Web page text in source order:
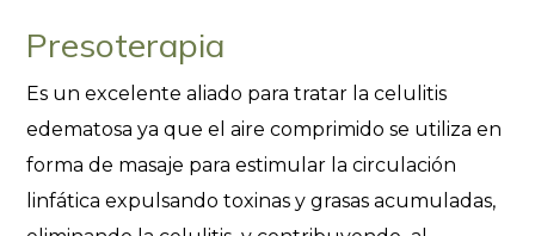
Presoterapia
Es un excelente aliado para tratar la celulitis
edematosa ya que el aire comprimido se utiliza en
forma de masaje para estimular la circulación
linfática expulsando toxinas y grasas acumuladas,